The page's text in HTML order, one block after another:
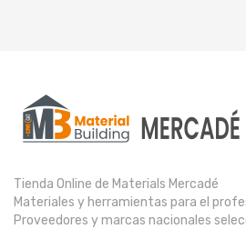
Tienda Online de Materials Mercadé
Materiales y herramientas para el
Proveedores y marcas nacionales